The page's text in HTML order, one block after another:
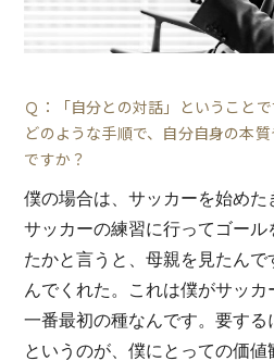
Ｑ：「自分との対話」ということ
どのような手順で、自分自身の本
ですか？
僕の場合は、サッカーを始め
サッカーの練習に行ってゴー
たかと言うと、母親を見たん
んでくれた。これは僕がサッ
一番最初の種なんです。要す
というのが、僕にとっての価